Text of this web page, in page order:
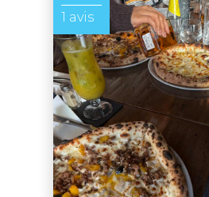
1 avis